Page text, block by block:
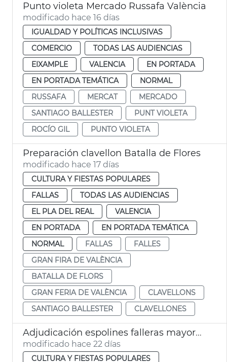
Punto violeta Mercado Russafa València
modificado hace 16 días
IGUALDAD Y POLÍTICAS INCLUSIVAS
COMERCIO
TODAS LAS AUDIENCIAS
EIXAMPLE
VALENCIA
EN PORTADA
EN PORTADA TEMÁTICA
NORMAL
RUSSAFA
MERCAT
MERCADO
SANTIAGO BALLESTER
PUNT VIOLETA
ROCÍO GIL
PUNTO VIOLETA
Preparación clavellon Batalla de Flores
modificado hace 17 días
CULTURA Y FIESTAS POPULARES
FALLAS
TODAS LAS AUDIENCIAS
EL PLA DEL REAL
VALENCIA
EN PORTADA
EN PORTADA TEMÁTICA
NORMAL
FALLAS
FALLES
GRAN FIRA DE VALÈNCIA
BATALLA DE FLORS
GRAN FERIA DE VALÈNCIA
CLAVELLONS
SANTIAGO BALLESTER
CLAVELLONES
Adjudicación espolines falleras mayores València 2027 y 2028
modificado hace 22 días
CULTURA Y FIESTAS POPULARES